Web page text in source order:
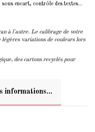
encart, contrôle des textes...
à l'autre. Le calibrage de votre
variations de couleurs lors
des cartons recyclés pour
informations...